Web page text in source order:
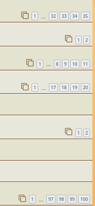
1 32 33 34 35
1 2
1 … 8 9 10 11
1 17 18 19 20
1 2
1 97 98 99 100